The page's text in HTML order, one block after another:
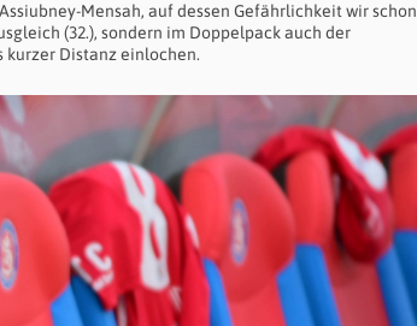
Mensah, auf dessen Gefährlichkeit wir schon
(32.), sondern im Doppelpack auch der
kurzer Distanz einlochen.